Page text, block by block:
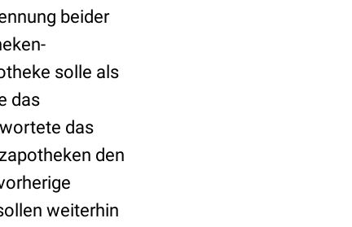
beider
solle als
das
das
den
weiterhin